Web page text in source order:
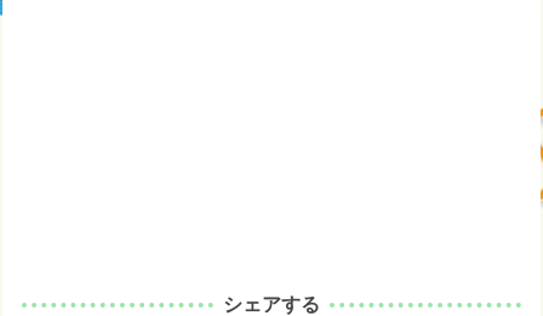
シェアする